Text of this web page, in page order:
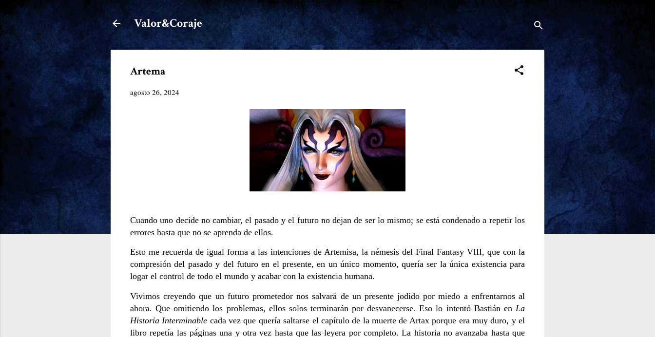
Ir al contenido principal
Valor&Coraje
Artema
agosto 26, 2024
Cuando uno decide no cambiar, el pasado y el futuro no dejan de ser lo mismo; se está condenado a repetir los
errores hasta que no se aprenda de ellos.
Esto me recuerda de igual forma a las intenciones de Artemisa, la némesis del Final Fantasy VIII, que con la
compresión del pasado y del futuro en el presente, en un único momento, quería ser la única existencia para
logar el control de todo el mundo y acabar con la existencia humana.
Vivimos creyendo que un futuro prometedor nos salvará de un presente jodido por miedo a enfrentarnos al
ahora. Que omitiendo los problemas, ellos solos terminarán por desvanecerse. Eso lo intentó Bastián en La
Historia Interminable cada vez que quería saltarse el capítulo de la muerte de Artax porque era muy duro, y el
libro repetía las páginas una y otra vez hasta que las leyera por completo. La historia no avanzaba hasta que